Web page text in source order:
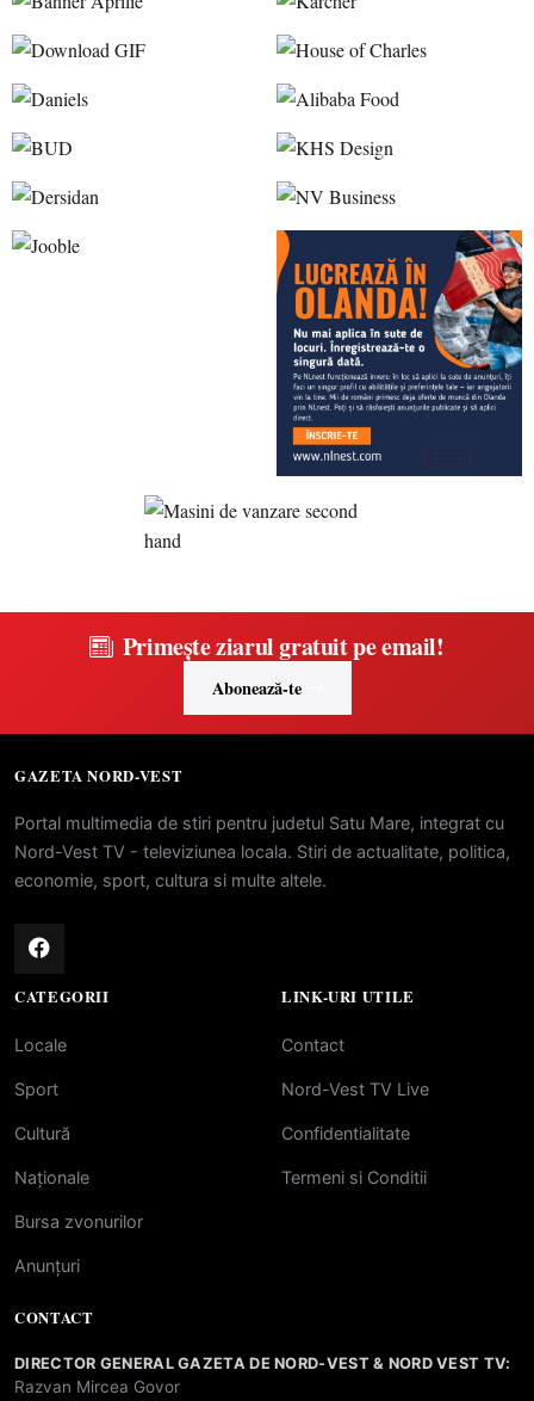
Primește ziarul gratuit pe email!
Abonează-te
GAZETA NORD-VEST
Portal multimedia de stiri pentru judetul Satu Mare, integrat cu
Nord-Vest TV - televiziunea locala. Stiri de actualitate, politica,
economie, sport, cultura si multe altele.
CATEGORII
Locale
Sport
Cultură
Naționale
Bursa zvonurilor
Anunțuri
LINK-URI UTILE
Contact
Nord-Vest TV Live
Confidentialitate
Termeni si Conditii
CONTACT
DIRECTOR GENERAL GAZETA DE NORD-VEST & NORD VEST TV:
Razvan Mircea Govor